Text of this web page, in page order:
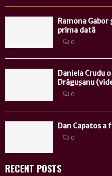
Ramona
prima dată
0
Daniela Crudu
Drăguşanu
0
Dan Capatos a
0
RECENT POSTS